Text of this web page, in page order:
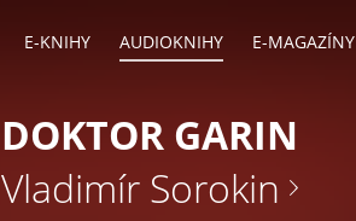
E-KNIHY AUDIOKNIHY E-MAGAZÍNY
DOKTOR GARIN
Vladimír Sorokin